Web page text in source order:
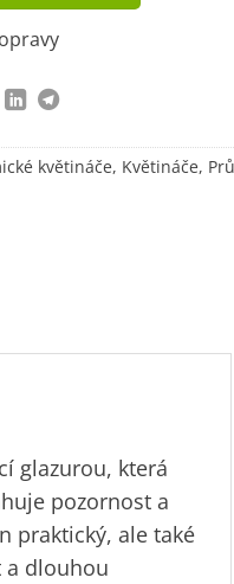
květináče, Květináče,
glazurou, která
pozornost a
praktický, ale také
a dlouhou